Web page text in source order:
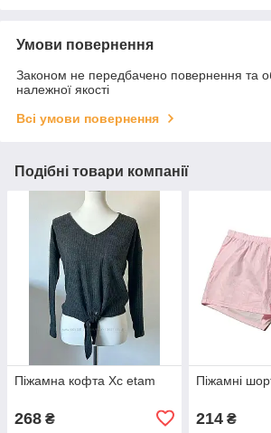
Умови повернення
Законом не передбачено повернення та
належної якості
Всі умови повернення
Подібні товари компанії
Піжамна кофта Хс etam
268 ₴
Піжамні
214₴